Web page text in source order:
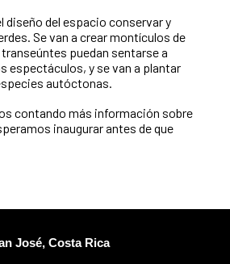
diseño del espacio conservar y
Se van a crear montículos de
puedan sentarse a
espectáculos, y se van a plantar
autóctonas.
contando más información sobre
inaugurar antes de que
José, Costa Rica